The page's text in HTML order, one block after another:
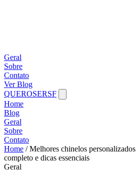
Geral
Sobre
Contato
Ver Blog
QUEROSERSF
Home
Blog
Geral
Sobre
Contato
Home / Melhores chinelos
completo e dicas essenciais
Geral